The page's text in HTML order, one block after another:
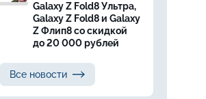
Galaxy Z Fold8 Ультра,
Galaxy Z Fold8 и Galaxy
Z Флип8 со скидкой
до 20 000 рублей
Все новости